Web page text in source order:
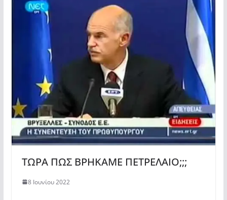
ΤΩΡΑ ΠΩΣ ΒΡΗΚΑΜΕ ΠΕΤΡΕΛΑΙΟ;;;
8 Ιουνίου 2022